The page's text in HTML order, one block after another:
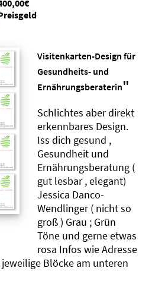
Visitenkarten-Design für
Gesundheits- und
Ernährungsberaterin"
Schlichtes aber direkt
erkennbares Design.
Iss dich gesund ,
Gesundheit und
Ernährungsberatung (
gut lesbar , elegant)
Jessica Danco-
Wendlinger ( nicht so
groß ) Grau ; Grün
Töne und gerne etwas
rosa Infos wie Adresse
Blöcke am unteren